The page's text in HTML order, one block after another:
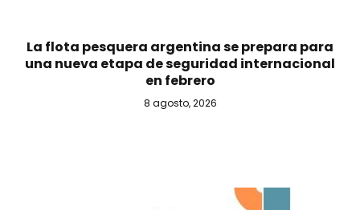
La flota pesquera argentina se prepara para
una nueva etapa de seguridad internacional
en febrero
8 agosto, 2026